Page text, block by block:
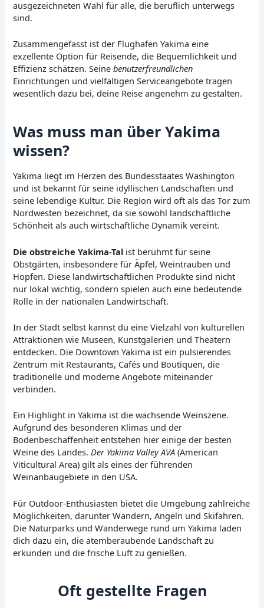
ausgezeichneten Wahl für alle, die beruflich unterwegs
sind.
Zusammengefasst ist der Flughafen Yakima eine
exzellente Option für Reisende, die Bequemlichkeit und
Effizienz schätzen. Seinebenutzerfreundlichen
Einrichtungen und vielfältigen Serviceangebote tragen
wesentlich dazu bei, deine Reise angenehm zu gestalten.
Was muss man über Yakima
wissen?
Yakima liegt im Herzen des Bundesstaates Washington
und ist bekannt für seine idyllischen Landschaften und
seine lebendige Kultur. Die Region wird oft als das Tor zum
Nordwesten bezeichnet, da sie sowohl landschaftliche
Schönheit als auch wirtschaftliche Dynamik vereint.
Die obstreiche Yakima-Tal ist berühmt für seine
Obstgärten, insbesondere für Äpfel, Weintrauben und
Hopfen. Diese landwirtschaftlichen Produkte sind nicht
nur lokal wichtig, sondern spielen auch eine bedeutende
Rolle in der nationalen Landwirtschaft.
In der Stadt selbst kannst du eine Vielzahl von kulturellen
Attraktionen wie Museen, Kunstgalerien und Theatern
entdecken. Die Downtown Yakima ist ein pulsierendes
Zentrum mit Restaurants, Cafés und Boutiquen, die
traditionelle und moderne Angebote miteinander
verbinden.
Ein Highlight in Yakima ist die wachsende Weinszene.
Aufgrund des besonderen Klimas und der
Bodenbeschaffenheit entstehen hier einige der besten
Weine des Landes.Der Yakima Valley AVA (American
Viticultural Area) gilt als eines der führenden
Weinanbaugebiete in den USA.
Für Outdoor-Enthusiasten bietet die Umgebung zahlreiche
Möglichkeiten, darunter Wandern, Angeln und Skifahren.
Die Naturparks und Wanderwege rund um Yakima laden
dich dazu ein, die atemberaubende Landschaft zu
erkunden und die frische Luft zu genießen.
Oft gestellte Fragen